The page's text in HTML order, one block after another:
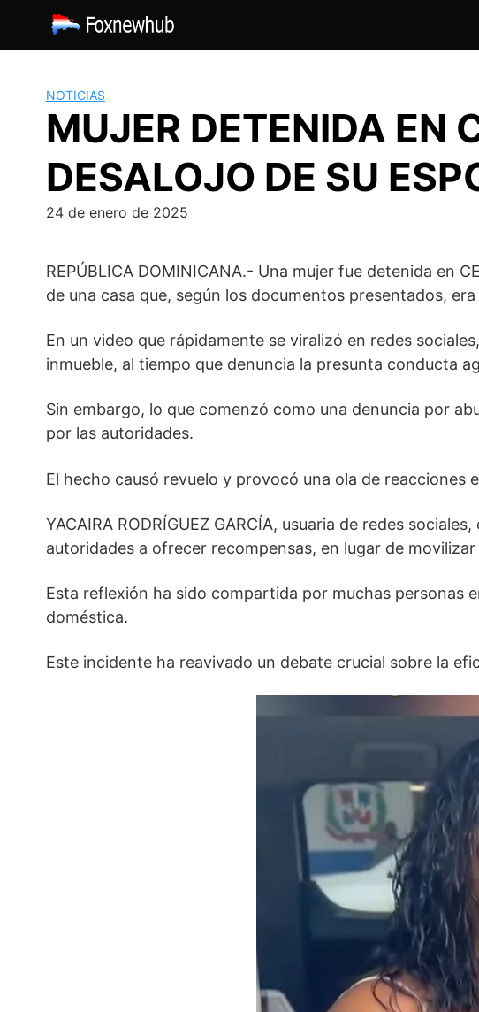
contenido
NOTICIAS
MUJER DETENIDA EN
DESALOJO DE SU
24 de enero de 2025
REPÚBLICA DOMINICANA.- Una mujer fue detenida en
de una casa que, según los documentos presentados,
En un video que rápidamente se viralizó en redes
inmueble, al tiempo que denuncia la presunta conducta
Sin embargo, lo que comenzó como una denuncia por
por las autoridades.
El hecho causó revuelo y provocó una ola de
YACAIRA RODRÍGUEZ GARCÍA, usuaria de redes
autoridades a ofrecer recompensas, en lugar de
Esta reflexión ha sido compartida por muchas personas
doméstica.
Este incidente ha reavivado un debate crucial sobre la